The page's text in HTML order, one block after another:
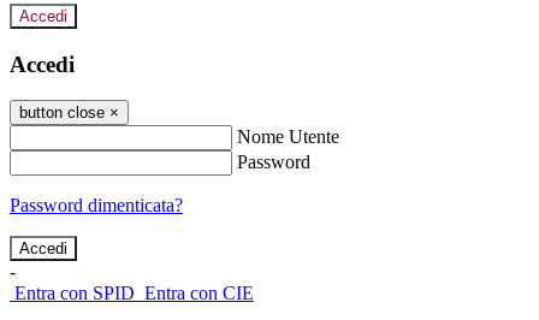
Accedi
Accedi
button close ×
Nome Utente
Password
Password dimenticata?
-
Entra con SPID Entra con CIE